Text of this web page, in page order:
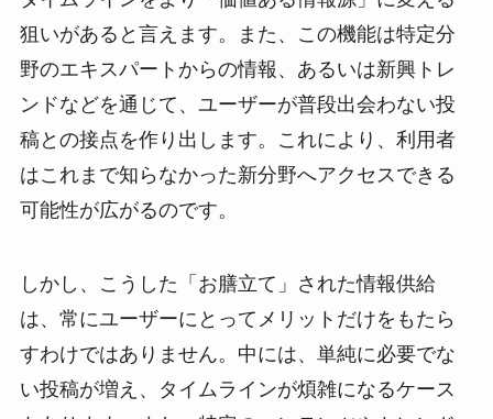
狙いがあると言えます。また、この機能は特定分
野のエキスパートからの情報、あるいは新興トレ
ンドなどを通じて、ユーザーが普段出会わない投
稿との接点を作り出します。これにより、利用者
はこれまで知らなかった新分野へアクセスできる
可能性が広がるのです。
しかし、こうした「お膳立て」された情報供給
は、常にユーザーにとってメリットだけをもたら
すわけではありません。中には、単純に必要でな
い投稿が増え、タイムラインが煩雑になるケース